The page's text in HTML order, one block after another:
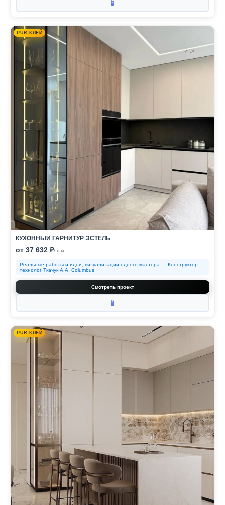
📱
PUR-КЛЕЙ
КУХОННЫЙ ГАРНИТУР ЭСТЕЛЬ
от 37 632 ₽/ п.м.
Реальные работы и идеи, визуализации одного мастера — Конструктор-
технолог Ткачук А.А· Columbus
Смотреть проект
📱
PUR-КЛЕЙ